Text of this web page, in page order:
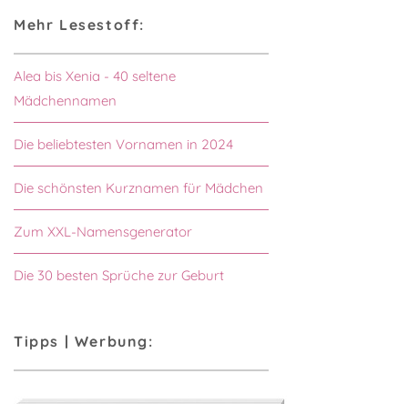
Mehr Lesestoff:
Alea bis Xenia - 40 seltene
Mädchennamen
Die beliebtesten Vornamen in 2024
Die schönsten Kurznamen für Mädchen
Zum XXL-Namensgenerator
Die 30 besten Sprüche zur Geburt
Tipps | Werbung: